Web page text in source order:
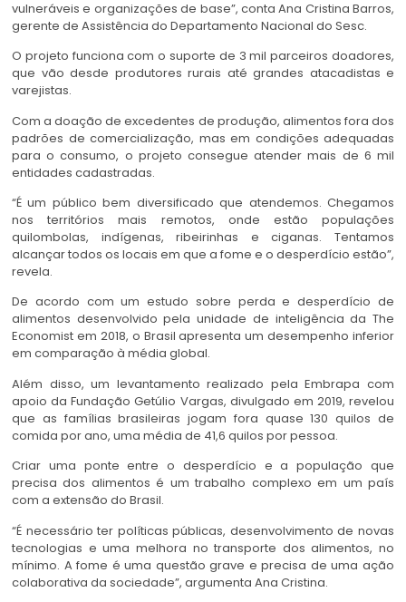
vulneráveis e organizações de base”, conta Ana Cristina Barros,
gerente de Assistência do Departamento Nacional do Sesc.
O projeto funciona com o suporte de 3 mil parceiros doadores,
que vão desde produtores rurais até grandes atacadistas e
varejistas.
Com a doação de excedentes de produção, alimentos fora dos
padrões de comercialização, mas em condições adequadas
para o consumo, o projeto consegue atender mais de 6 mil
entidades cadastradas.
“É um público bem diversificado que atendemos. Chegamos
nos territórios mais remotos, onde estão populações
quilombolas, indígenas, ribeirinhas e ciganas. Tentamos
alcançar todos os locais em que a fome e o desperdício estão”,
revela.
De acordo com um estudo sobre perda e desperdício de
alimentos desenvolvido pela unidade de inteligência da The
Economist em 2018, o Brasil apresenta um desempenho inferior
em comparação à média global.
Além disso, um levantamento realizado pela Embrapa com
apoio da Fundação Getúlio Vargas, divulgado em 2019, revelou
que as famílias brasileiras jogam fora quase 130 quilos de
comida por ano, uma média de 41,6 quilos por pessoa.
Criar uma ponte entre o desperdício e a população que
precisa dos alimentos é um trabalho complexo em um país
com a extensão do Brasil.
“É necessário ter políticas públicas, desenvolvimento de novas
tecnologias e uma melhora no transporte dos alimentos, no
mínimo. A fome é uma questão grave e precisa de uma ação
colaborativa da sociedade”, argumenta Ana Cristina.